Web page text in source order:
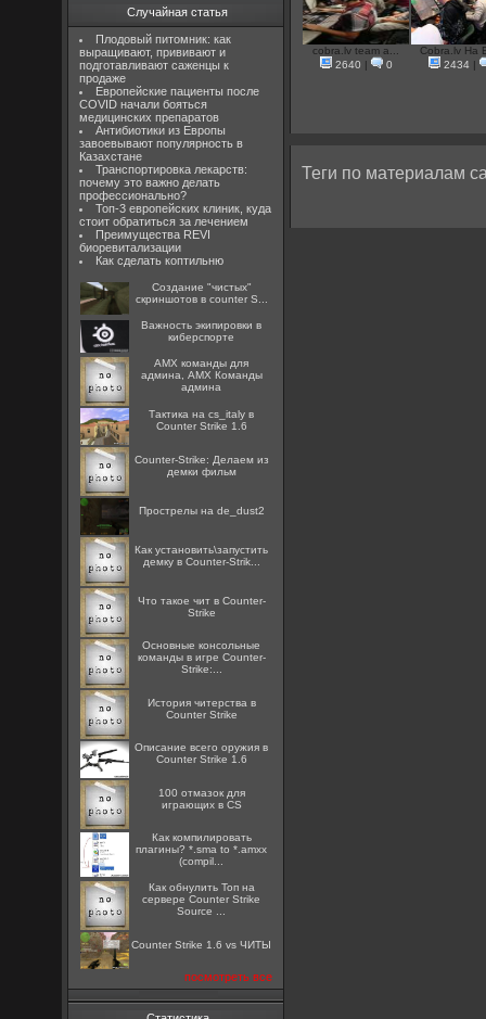
Случайная статья
Плодовый питомник: как
выращивают, прививают и
подготавливают саженцы к
продаже
Европейские пациенты после
COVID начали бояться
медицинских препаратов
Антибиотики из Европы
завоевывают популярность в
Казахстане
Транспортировка лекарств:
почему это важно делать
профессионально?
Топ-3 европейских клиник, куда
стоит обратиться за лечением
Преимущества REVI
биоревитализации
Как сделать коптильню
Создание "чистых"
скриншотов в counter S...
Важность экипировки в
киберспорте
AMX команды для
админа, AMX Команды
админа
Тактика на cs_italy в
Counter Strike 1.6
Counter-Strike: Делаем из
демки фильм
Прострелы на de_dust2
Как установить\запустить
демку в Counter-Strik...
Что такое чит в Counter-
Strike
Основные консольные
команды в игре Counter-
Strike:...
История читерства в
Counter Strike
Описание всего оружия в
Counter Strike 1.6
100 отмазок для
играющих в CS
Как компилировать
плагины? *.sma to *.amxx
(compil...
Как обнулить Топ на
сервере Counter Strike
Source ...
Counter Strike 1.6 vs ЧИТЫ
посмотреть все
cobra.lv team a...
2640
0
Cobra.lv Ha
2434|
Теги по материалам